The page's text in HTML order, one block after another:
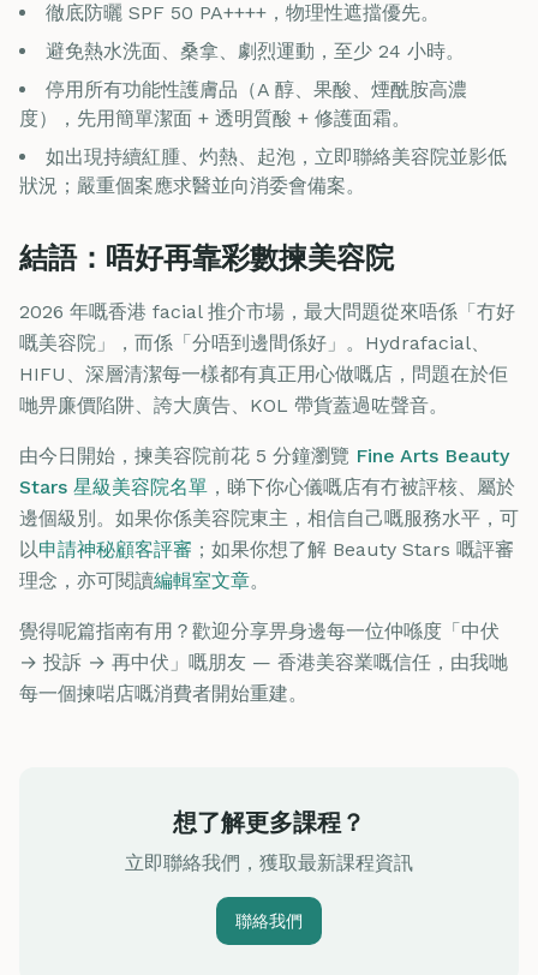
徹底防曬 SPF 50 PA++++，物理性遮擋優先。
避免熱水洗面、桑拿、劇烈運動，至少 24 小時。
停用所有功能性護膚品（A 醇、果酸、煙酰胺高濃
度），先用簡單潔面 + 透明質酸 + 修護面霜。
如出現持續紅腫、灼熱、起泡，立即聯絡美容院並影低
狀況；嚴重個案應求醫並向消委會備案。
結語：唔好再靠彩數揀美容院
2026 年嘅香港 facial 推介市場，最大問題從來唔係「冇好
嘅美容院」，而係「分唔到邊間係好」。Hydrafacial、
HIFU、深層清潔每一樣都有真正用心做嘅店，問題在於佢
哋畀廉價陷阱、誇大廣告、KOL 帶貨蓋過咗聲音。
由今日開始，揀美容院前花 5 分鐘瀏覽 Fine Arts Beauty
Stars 星級美容院名單 ，睇下你心儀嘅店有冇被評核、屬於
邊個級別。如果你係美容院東主，相信自己嘅服務水平，可
以申請神秘顧客評審 ；如果你想了解 Beauty Stars 嘅評審
理念，亦可閱讀編輯室文章。
覺得呢篇指南有用？歡迎分享畀身邊每一位仲喺度「中伏
→ 投訴 → 再中伏」嘅朋友 — 香港美容業嘅信任，由我哋
每一個揀啱店嘅消費者開始重建。
想了解更多課程？
立即聯絡我們，獲取最新課程資訊
聯絡我們